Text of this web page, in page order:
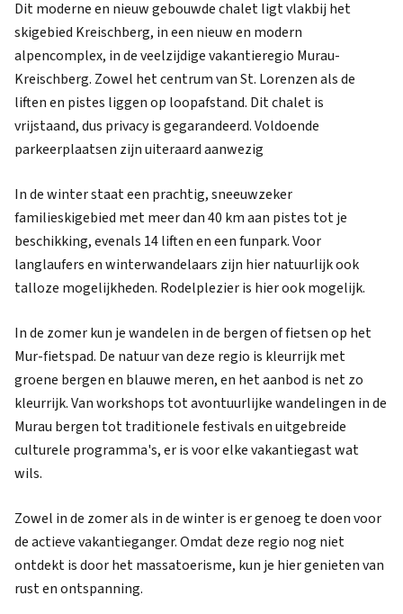
Dit moderne en nieuw gebouwde chalet ligt vlakbij het
skigebied Kreischberg, in een nieuw en modern
alpencomplex, in de veelzijdige vakantieregio Murau-
Kreischberg. Zowel het centrum van St. Lorenzen als de
liften en pistes liggen op loopafstand. Dit chalet is
vrijstaand, dus privacy is gegarandeerd. Voldoende
parkeerplaatsen zijn uiteraard aanwezig
In de winter staat een prachtig, sneeuwzeker
familieskigebied met meer dan 40 km aan pistes tot je
beschikking, evenals 14 liften en een funpark. Voor
langlaufers en winterwandelaars zijn hier natuurlijk ook
talloze mogelijkheden. Rodelplezier is hier ook mogelijk.
In de zomer kun je wandelen in de bergen of fietsen op het
Mur-fietspad. De natuur van deze regio is kleurrijk met
groene bergen en blauwe meren, en het aanbod is net zo
kleurrijk. Van workshops tot avontuurlijke wandelingen in de
Murau bergen tot traditionele festivals en uitgebreide
culturele programma's, er is voor elke vakantiegast wat
wils.
Zowel in de zomer als in de winter is er genoeg te doen voor
de actieve vakantieganger. Omdat deze regio nog niet
ontdekt is door het massatoerisme, kun je hier genieten van
rust en ontspanning.